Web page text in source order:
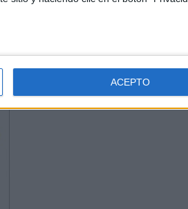
ACEPTO